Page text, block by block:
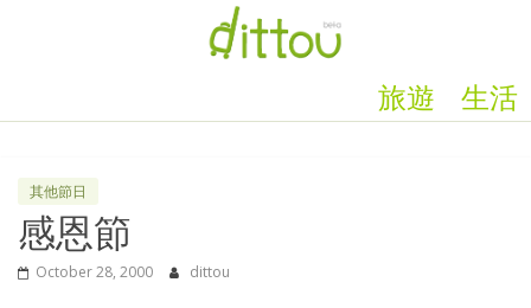
生活
旅遊
其他節日
感恩節
October 28, 2000 dittou